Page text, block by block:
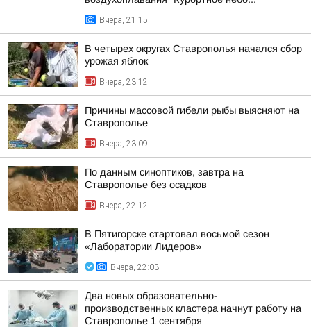
Вчера, 21:15
В четырех округах Ставрополья начался сбор
урожая яблок
Вчера, 23:12
Причины массовой гибели рыбы выясняют на
Ставрополье
Вчера, 23:09
По данным синоптиков, завтра на
Ставрополье без осадков
Вчера, 22:12
В Пятигорске стартовал восьмой сезон
«Лаборатории Лидеров»
Вчера, 22:03
Два новых образовательно-
производственных кластера начнут работу на
Ставрополье 1 сентября